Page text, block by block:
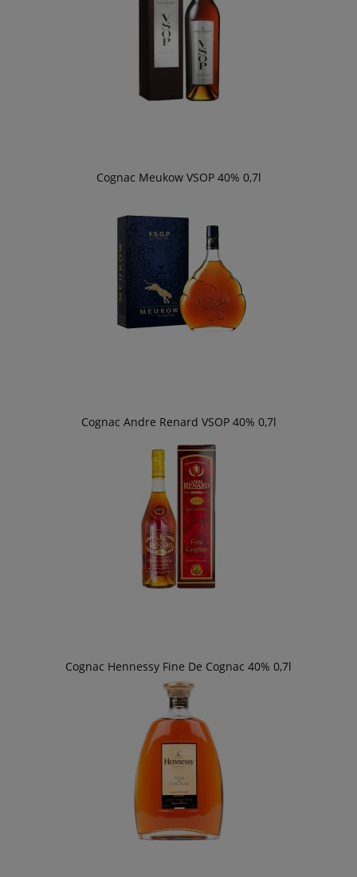
Cognac Meukow VSOP 40% 0,7l
Cognac Andre Renard VSOP 40% 0,7l
Cognac Hennessy Fine De Cognac 40% 0,7l